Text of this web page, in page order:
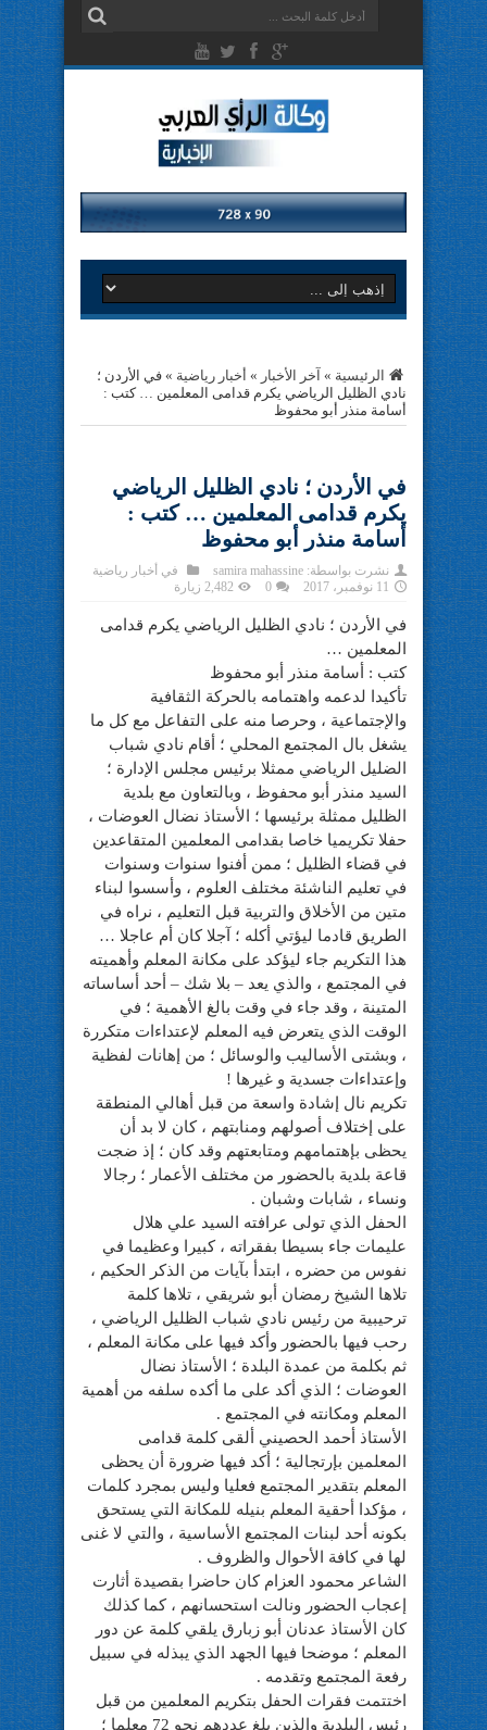
الرئيسية » آخر الأخبار » أخبار رياضية » في الأردن ؛
نادي الظليل الرياضي يكرم قدامى المعلمين … كتب :
أسامة منذر أبو محفوظ
في الأردن ؛ نادي الظليل الرياضي
يكرم قدامى المعلمين … كتب :
أسامة منذر أبو محفوظ
نشرت بواسطة: samira mahassine في أخبار رياضية
11 نوفمبر، 2017
0 2,482 زيارة
في الأردن ؛ نادي الظليل الرياضي يكرم قدامى
المعلمين …
كتب : أسامة منذر أبو محفوظ
تأكيدا لدعمه واهتمامه بالحركة الثقافية
والإجتماعية ، وحرصا منه على التفاعل مع كل ما
يشغل بال المجتمع المحلي ؛ أقام نادي شباب
الضليل الرياضي ممثلا برئيس مجلس الإدارة ؛
السيد منذر أبو محفوظ ، وبالتعاون مع بلدية
الظليل ممثلة برئيسها ؛ الأستاذ نضال العوضات ،
حفلا تكريميا خاصا بقدامى المعلمين المتقاعدين
في قضاء الظليل ؛ ممن أفنوا سنوات وسنوات
في تعليم الناشئة مختلف العلوم ، وأسسوا لبناء
متين من الأخلاق والتربية قبل التعليم ، نراه في
الطريق قادما ليؤتي أكله ؛ آجلا كان أم عاجلا …
هذا التكريم جاء ليؤكد على مكانة المعلم وأهميته
في المجتمع ، والذي يعد – بلا شك – أحد أساساته
المتينة ، وقد جاء في وقت بالغ الأهمية ؛ في
الوقت الذي يتعرض فيه المعلم لإعتداءات متكررة
، وبشتى الأساليب والوسائل ؛ من إهانات لفظية
وإعتداءات جسدية و غيرها !
تكريم نال إشادة واسعة من قبل أهالي المنطقة
على إختلاف أصولهم ومنابتهم ، كان لا بد أن
يحظى بإهتمامهم ومتابعتهم وقد كان ؛ إذ ضجت
قاعة بلدية بالحضور من مختلف الأعمار ؛ رجالا
ونساء ، شابات وشبان .
الحفل الذي تولى عرافته السيد علي هلال
عليمات جاء بسيطا بفقراته ، كبيرا وعظيما في
نفوس من حضره ، ابتدأ بآيات من الذكر الحكيم ،
تلاها الشيخ رمضان أبو شريقي ، تلاها كلمة
ترحيبية من رئيس نادي شباب الظليل الرياضي ،
رحب فيها بالحضور وأكد فيها على مكانة المعلم ،
ثم بكلمة من عمدة البلدة ؛ الأستاذ نضال
العوضات ؛ الذي أكد على ما أكده سلفه من أهمية
المعلم ومكانته في المجتمع .
الأستاذ أحمد الحصيني ألقى كلمة قدامى
المعلمين بإرتجالية ؛ أكد فيها ضرورة أن يحظى
المعلم بتقدير المجتمع فعليا وليس بمجرد كلمات
، مؤكدا أحقية المعلم بنيله للمكانة التي يستحق
بكونه أحد لبنات المجتمع الأساسية ، والتي لا غنى
لها في كافة الأحوال والظروف .
الشاعر محمود العزام كان حاضرا بقصيدة أثارت
إعجاب الحضور ونالت استحسانهم ، كما كذلك
كان الأستاذ عدنان أبو زبارق يلقي كلمة عن دور
المعلم ؛ موضحا فيها الجهد الذي يبذله في سبيل
رفعة المجتمع وتقدمه .
اختتمت فقرات الحفل بتكريم المعلمين من قبل
رئيس البلدية والذين بلغ عددهم نحو 72 معلما ؛